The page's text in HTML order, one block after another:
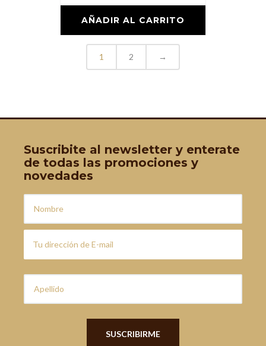
AÑADIR AL CARRITO
1 2 →
Suscribite al newsletter y enterate
de todas las promociones y
novedades